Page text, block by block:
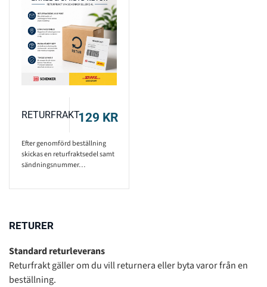
RETURFRAKT129 KR
Efter genomförd beställning
skickas en returfraktsedel samt
sändningsnummer…
RETURER
Standard returleverans
Returfrakt gäller om du vill returnera eller byta varor från en
beställning.